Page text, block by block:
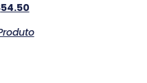
54.50